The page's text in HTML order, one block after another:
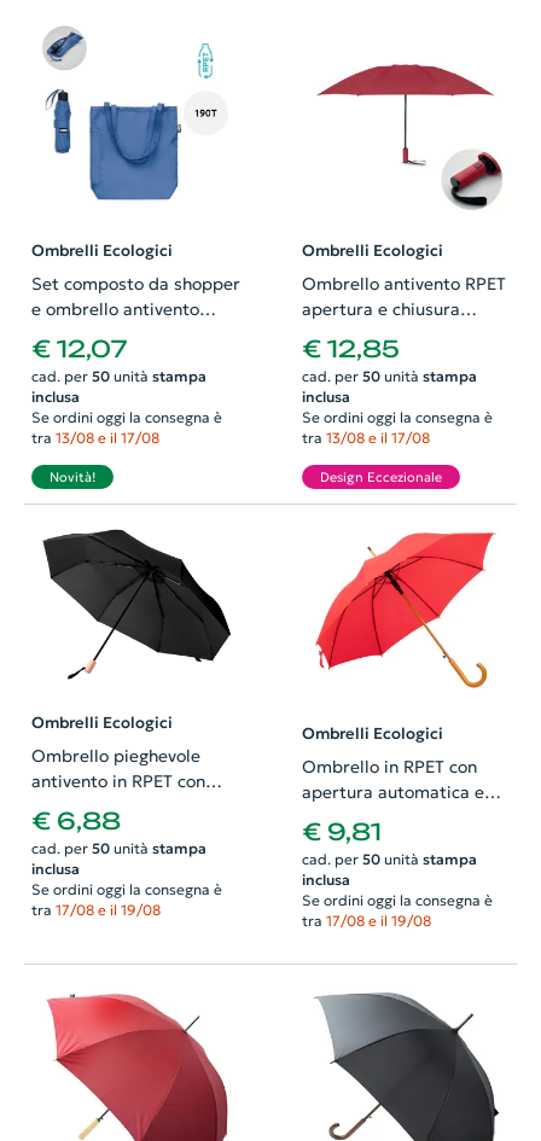
Ombrelli Ecologici
Set composto da shopper
e ombrello antivento
manuale in RPET da 21
pollici Ø100
€ 12,07
cad. per 50unità stampa
inclusa
Se ordini oggi la consegna è
tra 13/08 e il 17/08
Novità!
Ombrelli Ecologici
Ombrello antivento RPET
apertura e chiusura
automatica 23 pollici
€ 12,85
cad. per 50unità stampa
inclusa
Se ordini oggi la consegna è
tra 13/08 e il 17/08
Design Eccezionale
Ombrelli Ecologici
Ombrello pieghevole
antivento in RPET con
manico in legno e
apertura manuale
ø950mm
€ 6,88
cad. per 50unità stampa
inclusa
Se ordini oggi la consegna è
tra 17/08 e il 19/08
Ombrelli Ecologici
Ombrello in RPET con
apertura automatica e
manico in legno
ø1050mm
€ 9,81
cad. per 50unità stampa
inclusa
Se ordini oggi la consegna è
tra 17/08 e il 19/08